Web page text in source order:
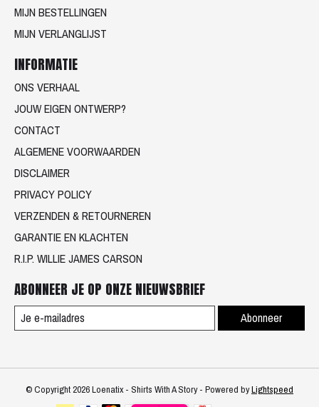
MIJN BESTELLINGEN
MIJN VERLANGLIJST
INFORMATIE
ONS VERHAAL
JOUW EIGEN ONTWERP?
CONTACT
ALGEMENE VOORWAARDEN
DISCLAIMER
PRIVACY POLICY
VERZENDEN & RETOURNEREN
GARANTIE EN KLACHTEN
R.I.P. WILLIE JAMES CARSON
ABONNEER JE OP ONZE NIEUWSBRIEF
Abonneer
© Copyright 2026 Loenatix - Shirts With A Story - Powered byLightspeed